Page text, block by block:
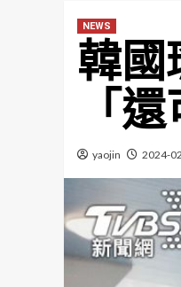
NEWS
韓國
「
yaojin 2024-